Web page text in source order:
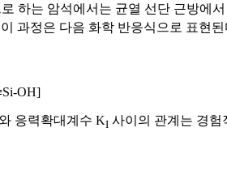
하는 암석에서는 균열 선단 근방에
과정은 다음 화학 반응식으로 표현된
Si-OH]
응력확대계수 KI 사이의 관계는 경험